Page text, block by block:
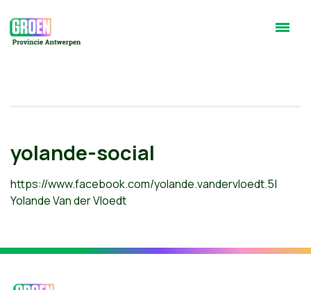
yolande-social
https://www.facebook.com/yolande.vandervloedt.5|
Yolande Van der Vloedt